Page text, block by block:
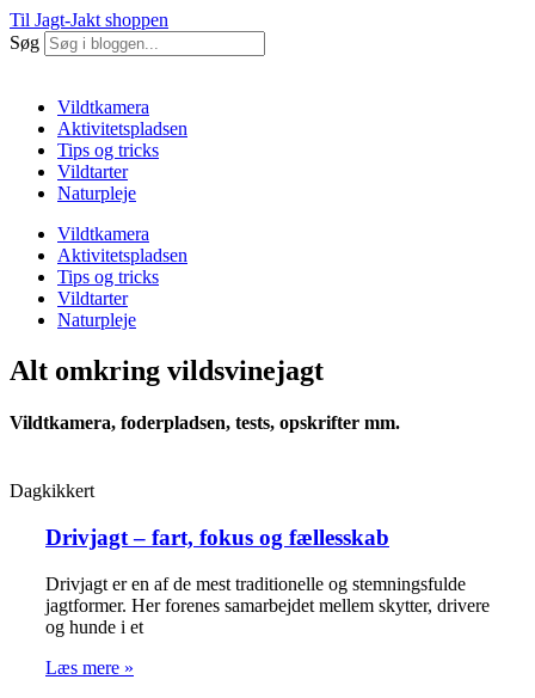
Til Jagt-Jakt shoppen
Søg
Vildtkamera
Aktivitetspladsen
Tips og tricks
Vildtarter
Naturpleje
Vildtkamera
Aktivitetspladsen
Tips og tricks
Vildtarter
Naturpleje
Alt omkring vildsvinejagt
Vildtkamera, foderpladsen, tests, opskrifter mm.
Dagkikkert
Drivjagt – fart, fokus og fællesskab
Drivjagt er en af de mest traditionelle og stemningsfulde
jagtformer. Her forenes samarbejdet mellem skytter, drivere
og hunde i et
Læs mere »